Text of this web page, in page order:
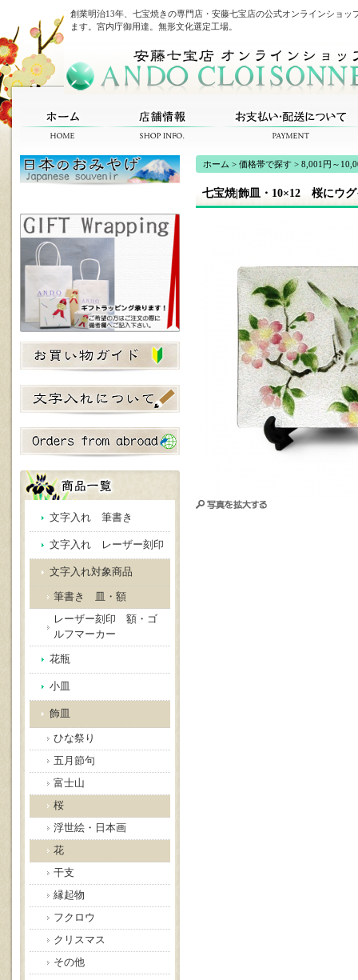
創業明治13年、七宝焼きの専門店・安藤七宝店の公式オンラインショ
ます。宮内庁御用達。無形文化選定工場。
文字入れ 筆書き
文字入れ レーザー刻印
文字入れ対象商品
筆書き 皿・額
レーザー刻印 額・ゴ
ルフマーカー
花瓶
小皿
飾皿
ひな祭り
五月節句
富士山
桜
浮世絵・日本画
花
干支
縁起物
フクロウ
クリスマス
その他
ホーム > 価格帯で探す > 8,001円～
七宝焼|飾皿・10×12 桜にウ